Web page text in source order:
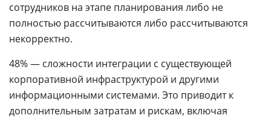
сотрудников на этапе планирования либо не
полностью рассчитываются либо рассчитываются
некорректно.
48% — сложности интеграции с существующей
корпоративной инфраструктурой и другими
информационными системами. Это приводит к
дополнительным затратам и рискам, включая